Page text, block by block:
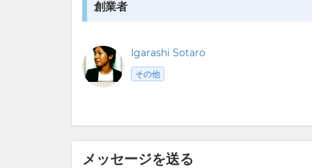
創業者
Igarashi Sotaro
その他
メッセージを送る